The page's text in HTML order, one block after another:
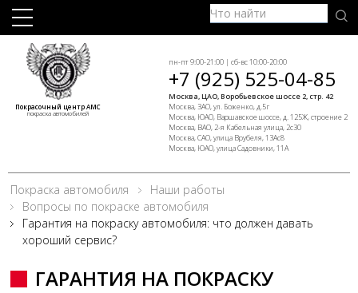
Покрасочный центр АМС
покраска автомобилей
пн-пт 9:00-21:00 | сб-вс 10:00-20:00
+7 (925) 525-04-85
Москва, ЦАО, Воробьевское шоссе 2, стр. 42
Москва, ЗАО, ул. Боженко, д.5г
Москва, ЮАО, Варшавское шоссе, д. 125Ж, строение 2
Москва, ВАО, 2-я Кабельная улица, 2с30
Москва, САО, улица Врубеля, 13Ас8
Москва, ЮАО, улица Садовники, 11А
Покраска автомобиля
Наши работы
Вопросы по покраске автомобиля
Гарантия на покраску автомобиля: что должен давать
хороший сервис?
ГАРАНТИЯ НА ПОКРАСКУ